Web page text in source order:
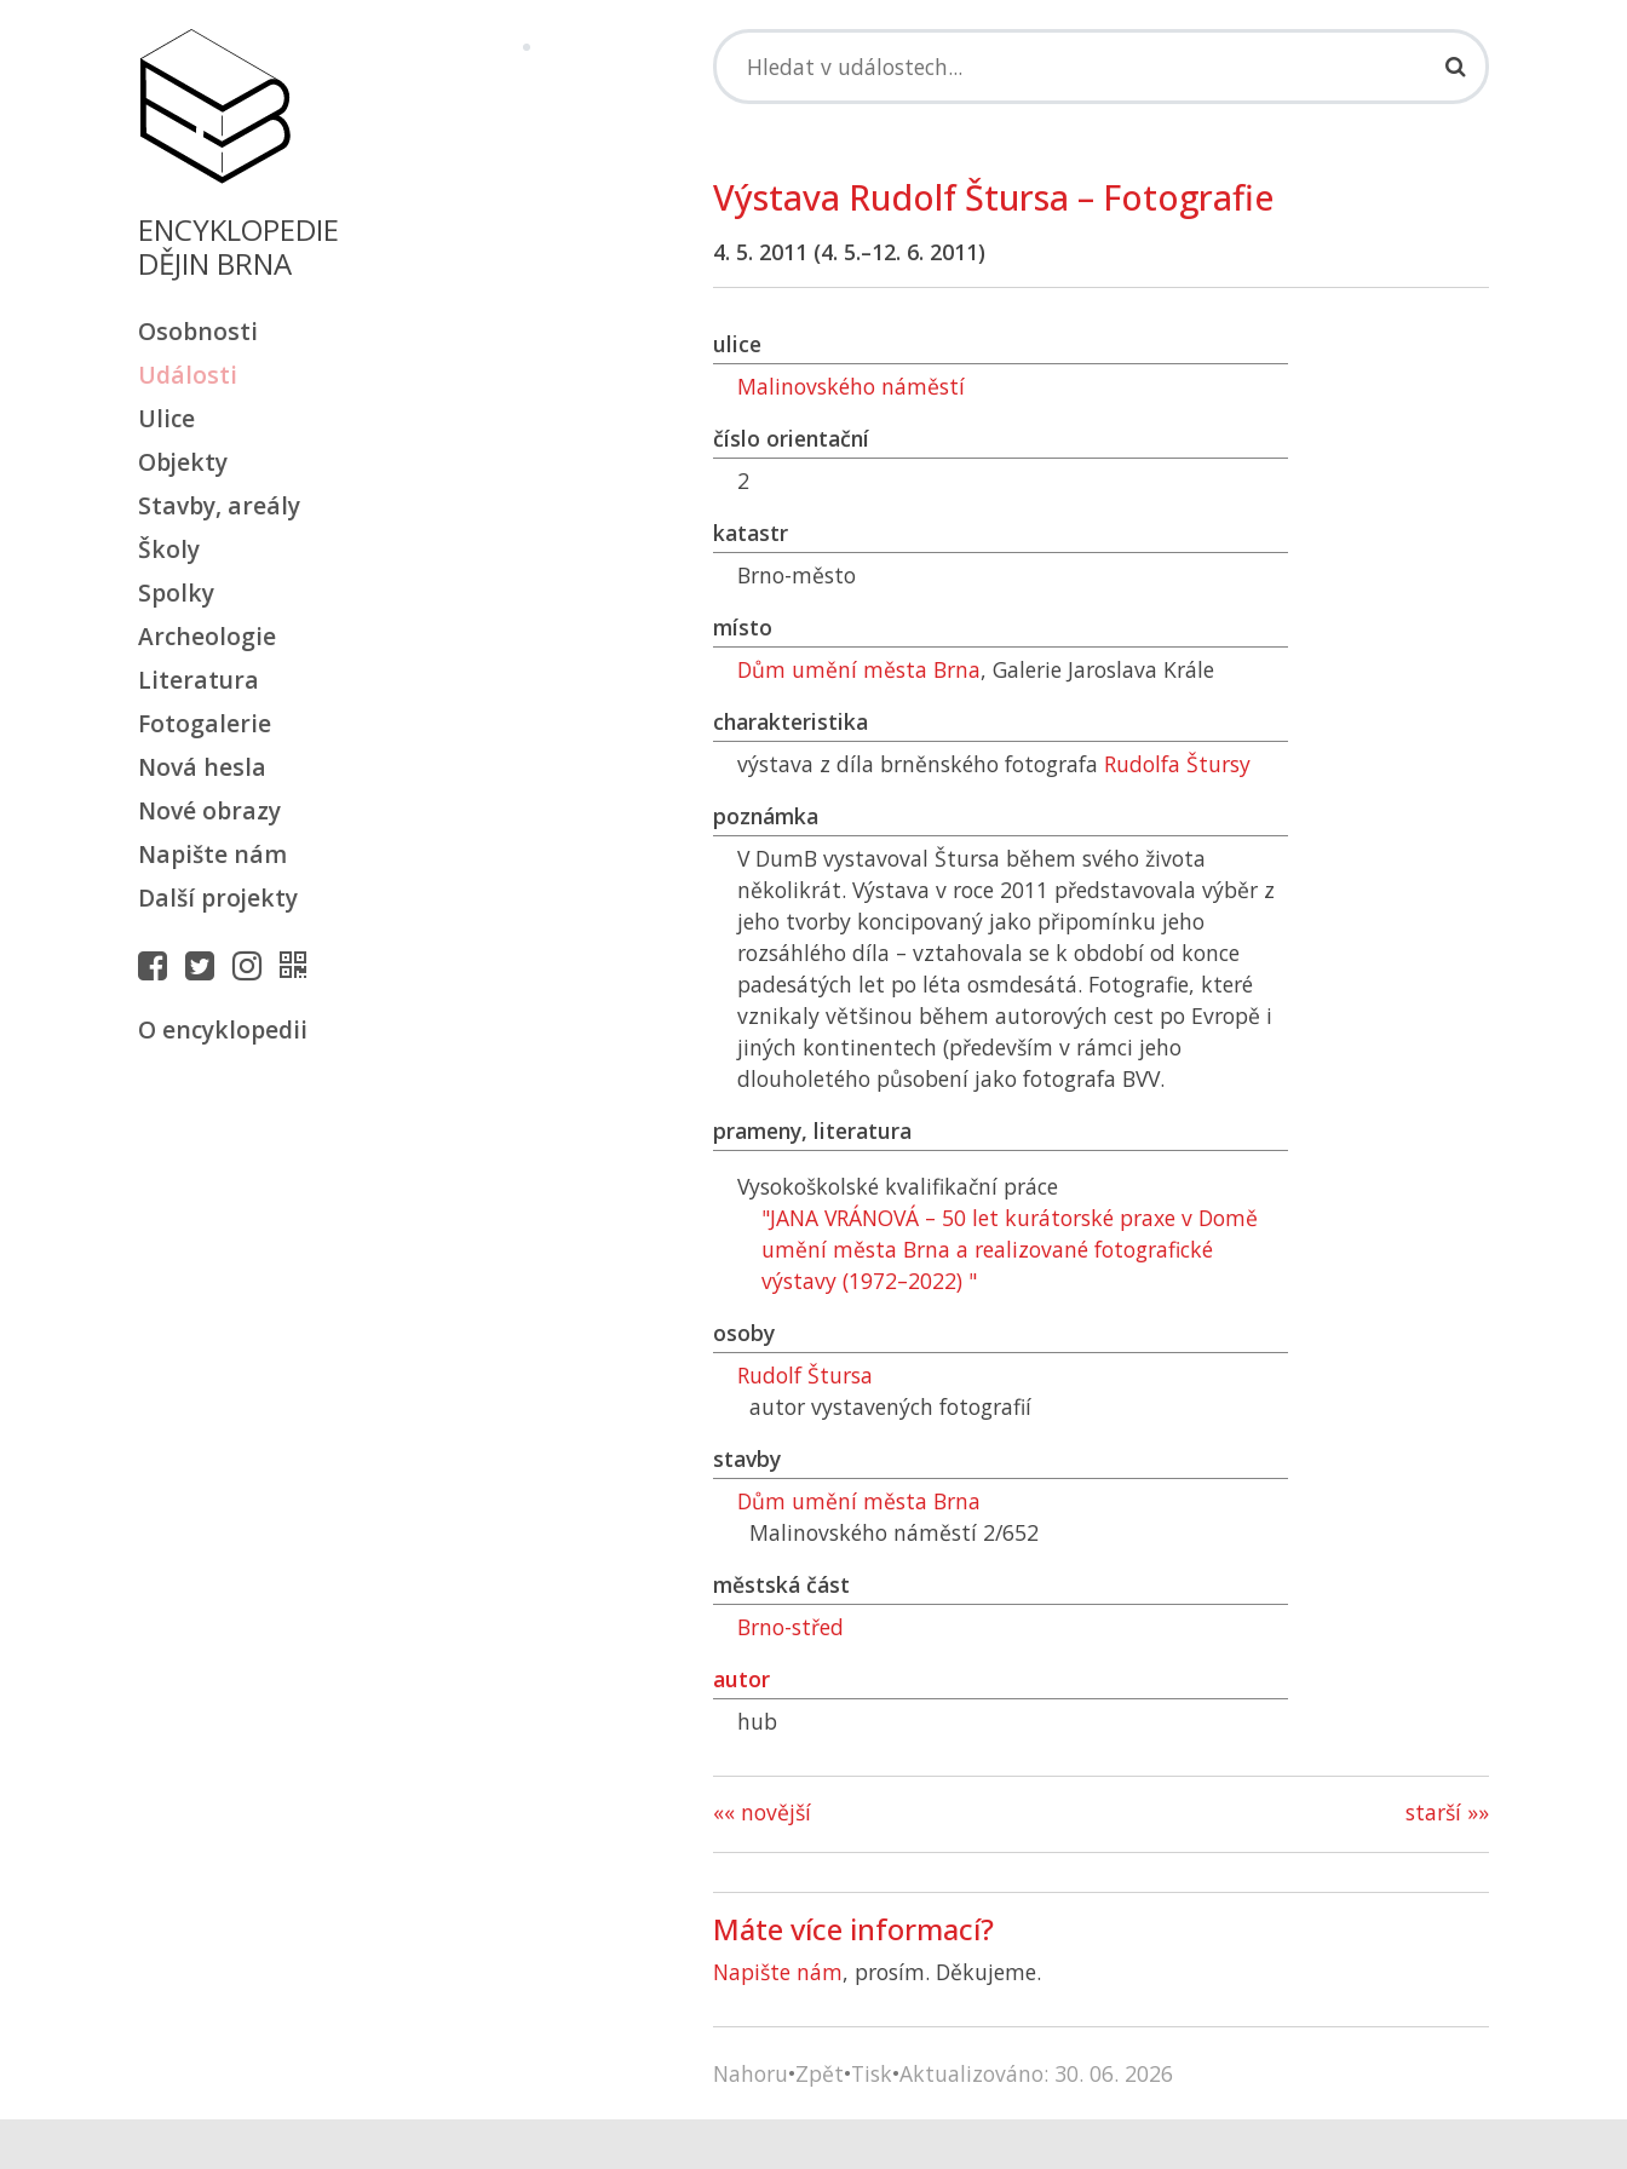
ENCYKLOPEDIE
DĚJIN BRNA
Osobnosti
Události
Ulice
Objekty
Stavby, areály
Školy
Spolky
Archeologie
Literatura
Fotogalerie
Nová hesla
Nové obrazy
Napište nám
Další projekty
O encyklopedii
Výstava Rudolf Štursa – Fotografie
4. 5. 2011 (4. 5.–12. 6. 2011)
ulice
Malinovského náměstí
číslo orientační
2
katastr
Brno-město
místo
Dům umění města Brna, Galerie Jaroslava Krále
charakteristika
výstava z díla brněnského fotografa Rudolfa Štursy
poznámka
V DumB vystavoval Štursa během svého života
několikrát. Výstava v roce 2011 představovala výběr z
jeho tvorby koncipovaný jako připomínku jeho
rozsáhlého díla – vztahovala se k období od konce
padesátých let po léta osmdesátá. Fotografie, které
vznikaly většinou během autorových cest po Evropě i
jiných kontinentech (především v rámci jeho
dlouholetého působení jako fotografa BVV.
prameny, literatura
Vysokoškolské kvalifikační práce
"JANA VRÁNOVÁ – 50 let kurátorské praxe v Domě
umění města Brna a realizované fotografické
výstavy (1972–2022) "
osoby
Rudolf Štursa
autor vystavených fotografií
stavby
Dům umění města Brna
Malinovského náměstí 2/652
městská část
Brno-střed
autor
hub
starší »»
«« novější
Máte více informací?
Napište nám, prosím. Děkujeme.
Nahoru•Zpět•Tisk•Aktualizováno: 30. 06. 2026